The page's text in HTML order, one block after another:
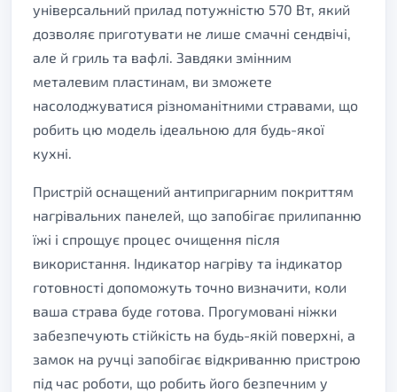
універсальний прилад потужністю 570 Вт, який
дозволяє приготувати не лише смачні сендвічі,
але й гриль та вафлі. Завдяки змінним
металевим пластинам, ви зможете
насолоджуватися різноманітними стравами, що
робить цю модель ідеальною для будь-якої
кухні.
Пристрій оснащений антипригарним покриттям
нагрівальних панелей, що запобігає прилипанню
їжі і спрощує процес очищення після
використання. Індикатор нагріву та індикатор
готовності допоможуть точно визначити, коли
ваша страва буде готова. Прогумовані ніжки
забезпечують стійкість на будь-якій поверхні, а
замок на ручці запобігає відкриванню пристрою
під час роботи, що робить його безпечним у